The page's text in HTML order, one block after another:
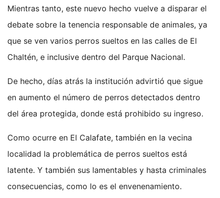
Mientras tanto, este nuevo hecho vuelve a disparar el
debate sobre la tenencia responsable de animales, ya
que se ven varios perros sueltos en las calles de El
Chaltén, e inclusive dentro del Parque Nacional.
De hecho, días atrás la institución advirtió que sigue
en aumento el número de perros detectados dentro
del área protegida, donde está prohibido su ingreso.
Como ocurre en El Calafate, también en la vecina
localidad la problemática de perros sueltos está
latente. Y también sus lamentables y hasta criminales
consecuencias, como lo es el envenenamiento.